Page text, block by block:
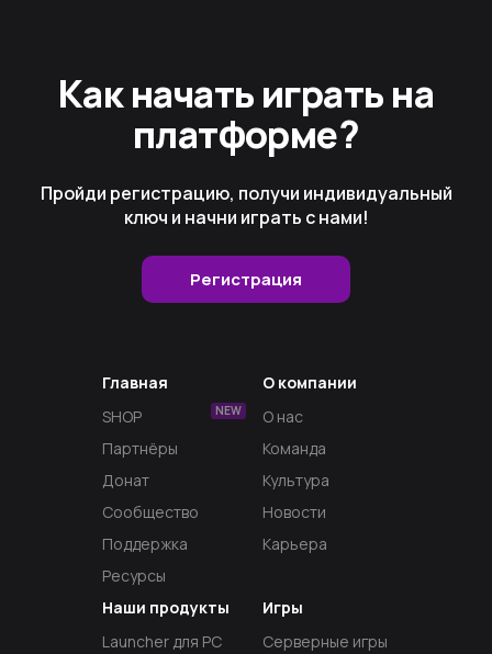
Как начать играть на
платформе?
Пройди регистрацию, получи индивидуальный
ключ и начни играть с нами!
Регистрация
Главная
SHOP
NEW
Партнёры
Донат
Сообщество
Поддержка
Ресурсы
Наши продукты
Launcher для PC
Игры
Серверные игры
О компании
О нас
Команда
Культура
Новости
Карьера